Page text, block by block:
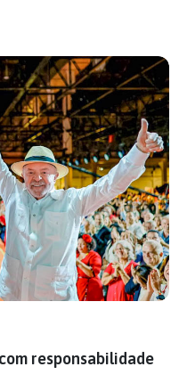
responsabilidade